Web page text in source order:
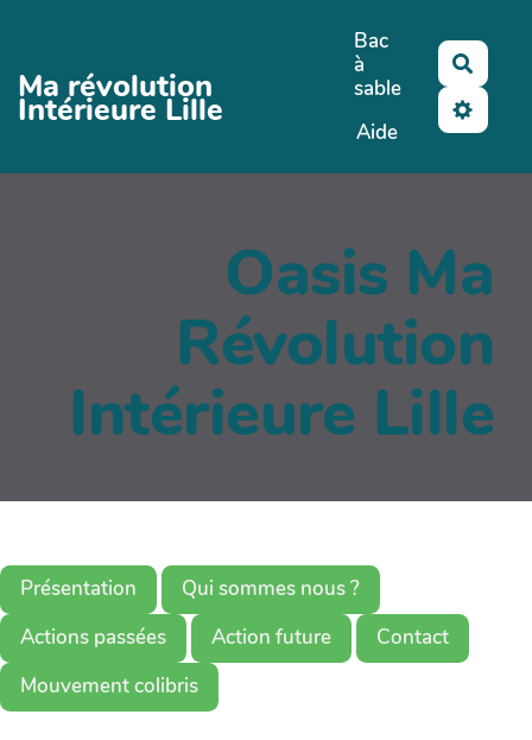
Ma révolution
Intérieure Lille
Bac
à
sable
Aide
Oasis Ma
Révolution
Intérieure Lille
Présentation
Qui sommes nous ?
Actions passées
Action future
Contact
Mouvement colibris